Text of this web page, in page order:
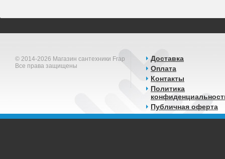
© 2014-2026 Магазин сантехники Frap
Все права защищены
Доставка
Оплата
Контакты
Политика
Публичная оферта